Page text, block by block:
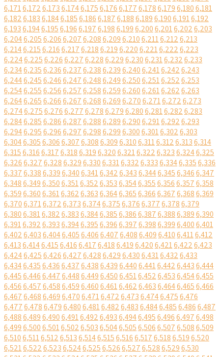
6,1716,1726,1736,1746,1756,1766,1776,1786,1796,1806,181
6,1826,1836,1846,1856,1866,1876,1886,1896,1906,1916,192
6,1936,1946,1956,1966,1976,1986,1996,2006,2016,2026,203
6,2046,2056,2066,2076,2086,2096,2106,2116,2126,213
6,2146,2156,2166,2176,2186,2196,2206,2216,2226,223
6,2246,2256,2266,2276,2286,2296,2306,2316,2326,233
6,2346,2356,2366,2376,2386,2396,2406,2416,2426,243
6,2446,2456,2466,2476,2486,2496,2506,2516,2526,253
6,2546,2556,2566,2576,2586,2596,2606,2616,2626,263
6,2646,2656,2666,2676,2686,2696,2706,2716,2726,273
6,2746,2756,2766,2776,2786,2796,2806,2816,2826,283
6,2846,2856,2866,2876,2886,2896,2906,2916,2926,293
6,2946,2956,2966,2976,2986,2996,3006,3016,3026,303
6,3046,3056,3066,3076,3086,3096,3106,3116,3126,3136,314
6,3156,3166,3176,3186,3196,3206,3216,3226,3236,3246,325
6,3266,3276,3286,3296,3306,3316,3326,3336,3346,3356,336
6,3376,3386,3396,3406,3416,3426,3436,3446,3456,3466,347
6,3486,3496,3506,3516,3526,3536,3546,3556,3566,3576,358
6,3596,3606,3616,3626,3636,3646,3656,3666,3676,3686,369
6,3706,3716,3726,3736,3746,3756,3766,3776,3786,379
6,3806,3816,3826,3836,3846,3856,3866,3876,3886,3896,390
6,3916,3926,3936,3946,3956,3966,3976,3986,3996,4006,401
6,4026,4036,4046,4056,4066,4076,4086,4096,4106,4116,412
6,4136,4146,4156,4166,4176,4186,4196,4206,4216,4226,423
6,4246,4256,4266,4276,4286,4296,4306,4316,4326,433
6,4346,4356,4366,4376,4386,4396,4406,4416,4426,4436,444
6,4456,4466,4476,4486,4496,4506,4516,4526,4536,4546,455
6,4566,4576,4586,4596,4606,4616,4626,4636,4646,4656,466
6,4676,4686,4696,4706,4716,4726,4736,4746,4756,476
6,4776,4786,4796,4806,4816,4826,4836,4846,4856,4866,487
6,4886,4896,4906,4916,4926,4936,4946,4956,4966,4976,498
6,4996,5006,5016,5026,5036,5046,5056,5066,5076,5086,509
6,5106,5116,5126,5136,5146,5156,5166,5176,5186,5196,520
6,5216,5226,5236,5246,5256,5266,5276,5286,5296,530